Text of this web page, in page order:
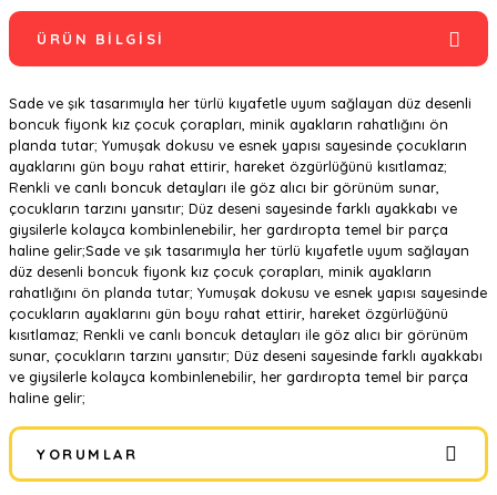
ÜRÜN BILGISI
Sade ve şık tasarımıyla her türlü kıyafetle uyum sağlayan düz desenli
boncuk fiyonk kız çocuk çorapları, minik ayakların rahatlığını ön
planda tutar; Yumuşak dokusu ve esnek yapısı sayesinde çocukların
ayaklarını gün boyu rahat ettirir, hareket özgürlüğünü kısıtlamaz;
Renkli ve canlı boncuk detayları ile göz alıcı bir görünüm sunar,
çocukların tarzını yansıtır; Düz deseni sayesinde farklı ayakkabı ve
giysilerle kolayca kombinlenebilir, her gardıropta temel bir parça
haline gelir;Sade ve şık tasarımıyla her türlü kıyafetle uyum sağlayan
düz desenli boncuk fiyonk kız çocuk çorapları, minik ayakların
rahatlığını ön planda tutar; Yumuşak dokusu ve esnek yapısı sayesinde
çocukların ayaklarını gün boyu rahat ettirir, hareket özgürlüğünü
kısıtlamaz; Renkli ve canlı boncuk detayları ile göz alıcı bir görünüm
sunar, çocukların tarzını yansıtır; Düz deseni sayesinde farklı ayakkabı
ve giysilerle kolayca kombinlenebilir, her gardıropta temel bir parça
haline gelir;
YORUMLAR